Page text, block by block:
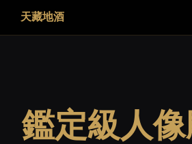
天藏地酒
鑑定級人